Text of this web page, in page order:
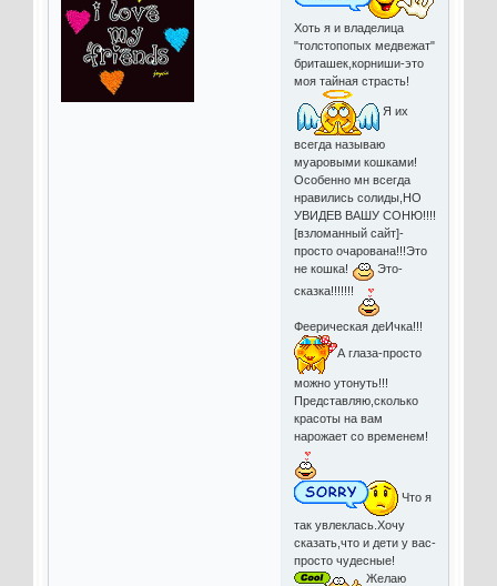
Хоть я и владелица
"толстопопых медвежат"
бриташек,корниши-это
моя тайная страсть!
Я их
всегда называю
муаровыми кошками!
Особенно мн всегда
нравились солиды,НО
УВИДЕВ ВАШУ СОНЮ!!!!
[взломанный сайт]-
просто очарована!!!Это
не кошка!
Это-
сказка!!!!!!!
Феерическая деИчка!!!
А глаза-просто
можно утонуть!!!
Представляю,сколько
красоты на вам
нарожает со временем!
Что я
так увлеклась.Хочу
сказать,что и дети у вас-
просто чудесные!
Желаю